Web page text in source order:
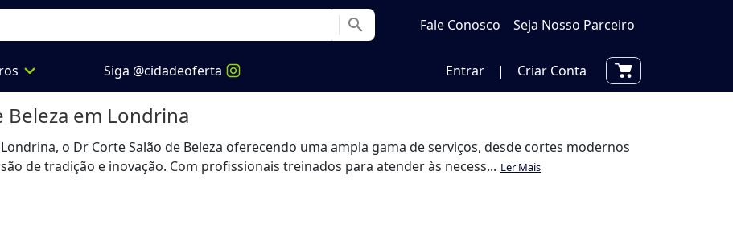
search Fale Conosco Seja Nosso Parceiro
expand_more Siga @cidadeoferta Entrar | Criar Conta
Beleza em Londrina
o Dr Corte Salão de Beleza oferecendo uma ampla gama de serviços, desde cortes modernos
de tradição e inovação. Com profissionais treinados para atender às necess... Ler Mais